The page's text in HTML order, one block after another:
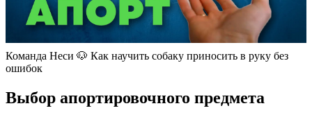
Команда Неси 🐶 Как научить собаку приносить в руку без
ошибок
Выбор апортировочного предмета